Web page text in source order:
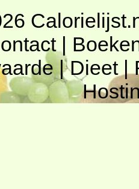
|
|Dieet|